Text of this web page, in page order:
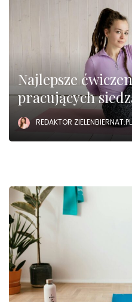
Najlepsze
pracujących
REDAKTOR ZIELENBIERNAT.PL